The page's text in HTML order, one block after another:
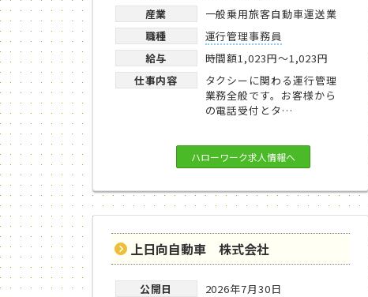
産業
一般乗用旅客自動車運送業
職種
運行管理事務員
給与
時間額1,023円～1,023円
仕事内容
タクシーに関わる運行管理
業務全般です。お客様から
の電話受付とタ…
ハローワーク求人情報へ
上日向自動車 株式会社
公開日
2026年7月30日